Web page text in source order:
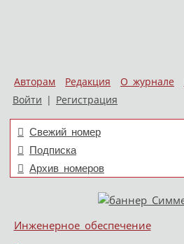
Авторам Редакция О журнале
Войти | Регистрация
Свежий номер
Подписка
Архив номеров
Меню
Skip to content
Инженерное обеспечение